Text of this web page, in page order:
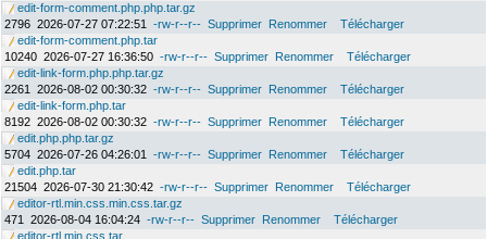
edit-form-comment.php.php.tar.gz
2796 2026-07-27 07:22:51 -rw-r--r-- Supprimer Renommer
Télécharger
edit-form-comment.php.tar
10240 2026-07-27 16:36:50 -rw-r--r-- Supprimer Renommer
Télécharger
edit-link-form.php.php.tar.gz
2261
2026-08-02 00:30:32 -rw-r--r-- Supprimer Renommer
Télécharger
edit-link-form.php.tar
8192 2026-08-02 00:30:32 -rw-r--r-- Supprimer Renommer
Télécharger
edit.php.php.tar.gz
5704 2026-07-26 04:26:01 -rw-r--r-- Supprimer Renommer
Télécharger
edit.php.tar
21504 2026-07-30 21:30:42 -rw-r--r-- Supprimer Renommer
Télécharger
editor-rtl.min.css.min.css.tar.gz
471
2026-08-04 16:04:24 -rw-r--r-- Supprimer Renommer
Télécharger
editor-rtl.min.css.tar